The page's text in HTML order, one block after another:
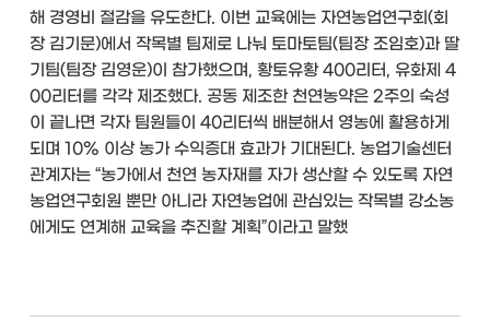
해 경영비 절감을 유도한다. 이번 교육에는 자연농업연구회(회
장 김기문)에서 작목별 팀제로 나눠 토마토팀(팀장 조임호)과 딸
기팀(팀장 김영운)이 참가했으며, 황토유황 400리터, 유화제 4
00리터를 각각 제조했다. 공동 제조한 천연농약은 2주의 숙성
이 끝나면 각자 팀원들이 40리터씩 배분해서 영농에 활용하게
되며 10% 이상 농가 수익증대 효과가 기대된다. 농업기술센터
관계자는 “농가에서 천연 농자재를 자가 생산할 수 있도록 자연
농업연구회원 뿐만 아니라 자연농업에 관심있는 작목별 강소농
에게도 연계해 교육을 추진할 계획”이라고 말했